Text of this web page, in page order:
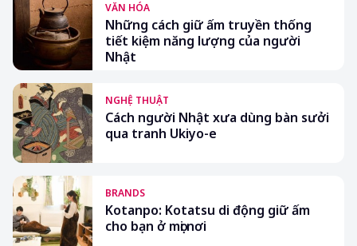
VĂN HÓA
Những cách giữ ấm truyền thống
tiết kiệm năng lượng của người
Nhật
NGHỆ THUẬT
Cách người Nhật xưa dùng bàn sưởi
qua tranh Ukiyo-e
BRANDS
Kotanpo: Kotatsu di động giữ ấm
cho bạn ở mọi nơi